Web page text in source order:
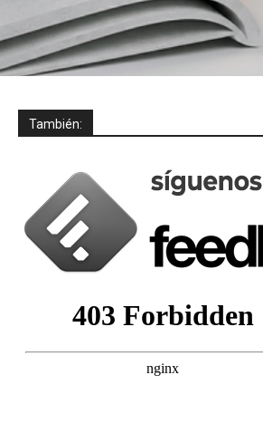
También: